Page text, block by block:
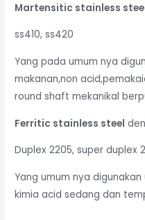
Martensitic stainless
ss410, ss420
Yang pada umum nya
makanan,non
round shaft mekanikal
Ferritic stainless steel
Duplex 2205, super duplex
Yang umum nya
kimia acid sedang dan